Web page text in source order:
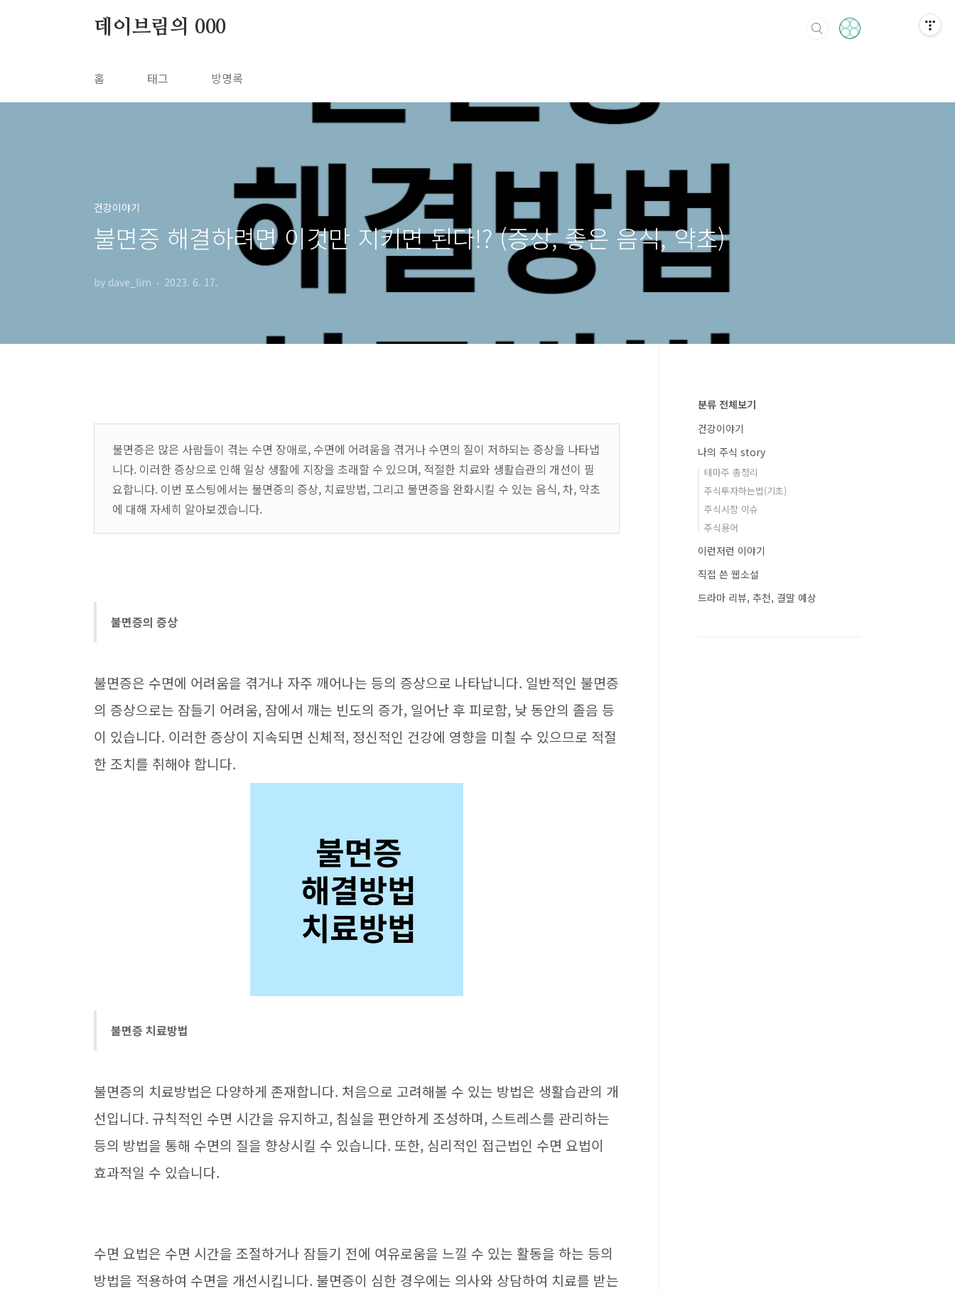
데이브림의 000
홈 태그 방명록
건강이야기
불면증 해결하려면 이것만 지키면 된다!? (증상, 좋은 음식, 약초)
by dave_lim 2023. 6. 17.
불면증은 많은 사람들이 겪는 수면 장애로, 수면에 어려움을 겪거나 수면의 질이 저하되는 증상을 나타냅
니다. 이러한 증상으로 인해 일상 생활에 지장을 초래할 수 있으며, 적절한 치료와 생활습관의 개선이 필
요합니다. 이번 포스팅에서는 불면증의 증상, 치료방법, 그리고 불면증을 완화시킬 수 있는 음식, 차, 약초
에 대해 자세히 알아보겠습니다.
불면증의 증상
불면증은 수면에 어려움을 겪거나 자주 깨어나는 등의 증상으로 나타납니다. 일반적인 불면증
의 증상으로는 잠들기 어려움, 잠에서 깨는 빈도의 증가, 일어난 후 피로함, 낮 동안의 졸음 등
이 있습니다. 이러한 증상이 지속되면 신체적, 정신적인 건강에 영향을 미칠 수 있으므로 적절
한 조치를 취해야 합니다.
불면증 치료방법
불면증의 치료방법은 다양하게 존재합니다. 처음으로 고려해볼 수 있는 방법은 생활습관의 개
선입니다. 규칙적인 수면 시간을 유지하고, 침실을 편안하게 조성하며, 스트레스를 관리하는
등의 방법을 통해 수면의 질을 향상시킬 수 있습니다. 또한, 심리적인 접근법인 수면 요법이
효과적일 수 있습니다.
수면 요법은 수면 시간을 조절하거나 잠들기 전에 여유로움을 느낄 수 있는 활동을 하는 등의
방법을 적용하여 수면을 개선시킵니다. 불면증이 심한 경우에는 의사와 상담하여 치료를 받는
분류 전체보기
건강이야기
나의 주식 story
테마주 총정리
주식투자하는법(기초)
주식시장 이슈
주식용어
이런저런 이야기
직접 쓴 웹소설
드라마 리뷰, 추천, 결말 예상